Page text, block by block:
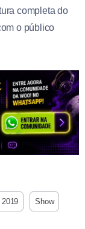
completa do
o público
Show